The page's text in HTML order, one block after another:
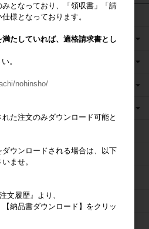
みとなっており、「領収書」「請
様となっております。
たしていれば、適格請求書とし
。
nohinsho/
た注文のみダウンロード可能と
ウンロードされる場合は、以下
ませ。
文履歴』より、
品書ダウンロード】をクリッ